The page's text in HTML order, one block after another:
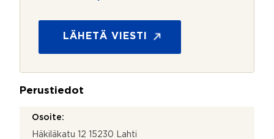
o
*
LÄHETÄ VIESTI
Perustiedot
Osoite:
Häkiläkatu 12 15230 Lahti